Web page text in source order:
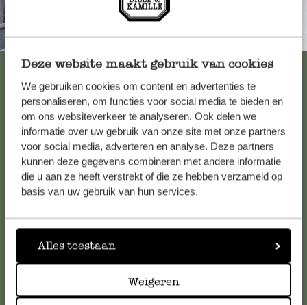
Deze website maakt gebruik van cookies
We gebruiken cookies om content en advertenties te
personaliseren, om functies voor social media te bieden en
om ons websiteverkeer te analyseren. Ook delen we
informatie over uw gebruik van onze site met onze partners
voor social media, adverteren en analyse. Deze partners
kunnen deze gegevens combineren met andere informatie
die u aan ze heeft verstrekt of die ze hebben verzameld op
basis van uw gebruik van hun services.
Alles toestaan
Weigeren
Toujours à proximité
Voir les 62 magasins
Service clientèle
Pour toute question ou demande de conseil ou d’aide,
veuillez contacter notre service clientèle. Ou retrouvez ici
nos réponses auxquestions les plus fréquemment posées